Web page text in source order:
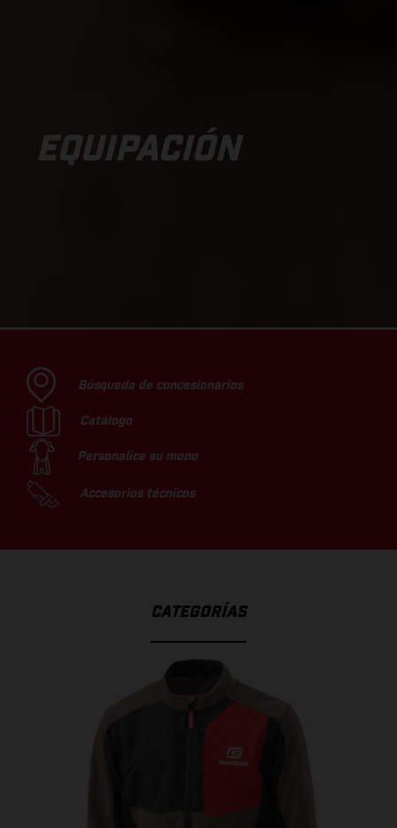
EQUIPACIÓN
Búsqueda de concesionarios
Catálogo
Personalice su mono
Accesorios técnicos
CATEGORÍAS